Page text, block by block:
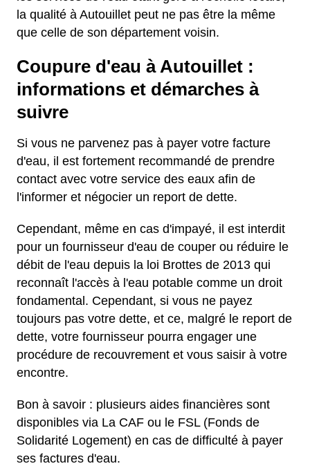
la qualité à Autouillet peut ne pas être la même
que celle de son département voisin.
Coupure d'eau à Autouillet :
informations et démarches à
suivre
Si vous ne parvenez pas à payer votre facture
d'eau, il est fortement recommandé de prendre
contact avec votre service des eaux afin de
l'informer et négocier un report de dette.
Cependant, même en cas d'impayé, il est interdit
pour un fournisseur d'eau de couper ou réduire le
débit de l'eau depuis la loi Brottes de 2013 qui
reconnaît l'accès à l'eau potable comme un droit
fondamental. Cependant, si vous ne payez
toujours pas votre dette, et ce, malgré le report de
dette, votre fournisseur pourra engager une
procédure de recouvrement et vous saisir à votre
encontre.
Bon à savoir : plusieurs aides financières sont
disponibles via La CAF ou le FSL (Fonds de
Solidarité Logement) en cas de difficulté à payer
ses factures d'eau.